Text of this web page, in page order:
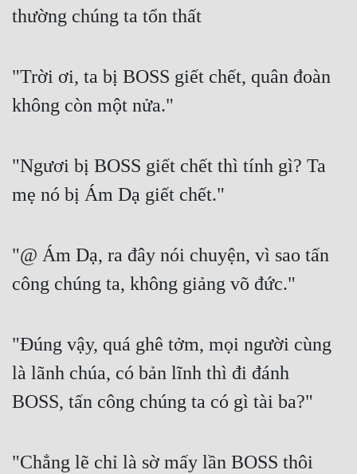
Truyện Dịch
Xa Lộ Dịch
Cung Đấu
Cổ Tiên Hiệp
Cổ Đại
Dã Sử
Dị Giới
Dị Năng
Góc Nhìn Nam
thường chúng ta tổn thất
"Trời ơi, ta bị BOSS giết chết, quân đoàn
không còn một nửa."
"Ngươi bị BOSS giết chết thì tính gì? Ta
mẹ nó bị Ám Dạ giết chết."
"@ Ám Dạ, ra đây nói chuyện, vì sao tấn
công chúng ta, không giảng võ đức."
"Đúng vậy, quá ghê tởm, mọi người cùng
là lãnh chúa, có bản lĩnh thì đi đánh
BOSS, tấn công chúng ta có gì tài ba?"
"Chẳng lẽ chỉ là sờ mấy lần BOSS thôi